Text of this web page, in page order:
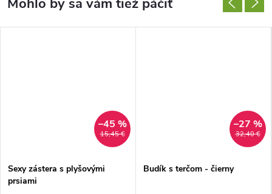
15,45 €
–45 %
Sexy zástera s plyšovými
prsiami
32,40 €
–27 %
Budík s terčom - čierny